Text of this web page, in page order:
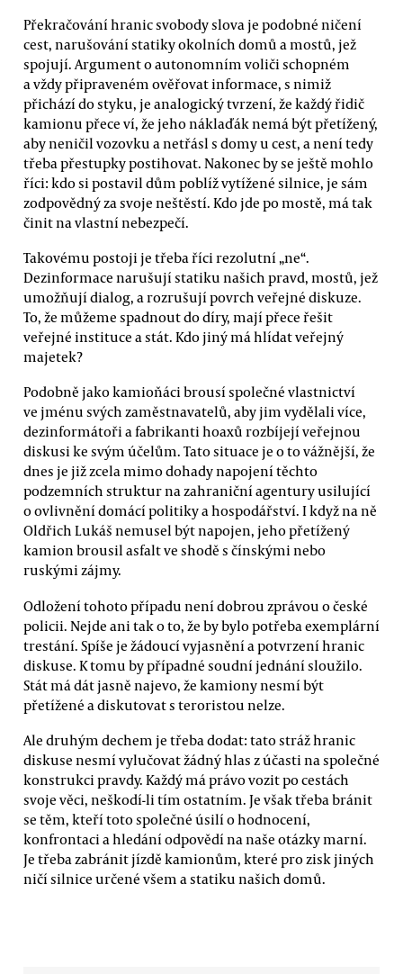
Překračování hranic svobody slova je podobné ničení
cest, narušování statiky okolních domů a mostů, jež
spojují. Argument o autonomním voliči schopném
a vždy připraveném ověřovat informace, s nimiž
přichází do styku, je analogický tvrzení, že každý řidič
kamionu přece ví, že jeho náklaďák nemá být přetížený,
aby neničil vozovku a netřásl s domy u cest, a není tedy
třeba přestupky postihovat. Nakonec by se ještě mohlo
říci: kdo si postavil dům poblíž vytížené silnice, je sám
zodpovědný za svoje neštěstí. Kdo jde po mostě, má tak
činit na vlastní nebezpečí.
Takovému postoji je třeba říci rezolutní „ne“.
Dezinformace narušují statiku našich pravd, mostů, jež
umožňují dialog, a rozrušují povrch veřejné diskuze.
To, že můžeme spadnout do díry, mají přece řešit
veřejné instituce a stát. Kdo jiný má hlídat veřejný
majetek?
Podobně jako kamioňáci brousí společné vlastnictví
ve jménu svých zaměstnavatelů, aby jim vydělali více,
dezinformátoři a fabrikanti hoaxů rozbíjejí veřejnou
diskusi ke svým účelům. Tato situace je o to vážnější, že
dnes je již zcela mimo dohady napojení těchto
podzemních struktur na zahraniční agentury usilující
o ovlivnění domácí politiky a hospodářství. I když na ně
Oldřich Lukáš nemusel být napojen, jeho přetížený
kamion brousil asfalt ve shodě s čínskými nebo
ruskými zájmy.
Odložení tohoto případu není dobrou zprávou o české
policii. Nejde ani tak o to, že by bylo potřeba exemplární
trestání. Spíše je žádoucí vyjasnění a potvrzení hranic
diskuse. K tomu by případné soudní jednání sloužilo.
Stát má dát jasně najevo, že kamiony nesmí být
přetížené a diskutovat s teroristou nelze.
Ale druhým dechem je třeba dodat: tato stráž hranic
diskuse nesmí vylučovat žádný hlas z účasti na společné
konstrukci pravdy. Každý má právo vozit po cestách
svoje věci, neškodí-li tím ostatním. Je však třeba bránit
se těm, kteří toto společné úsilí o hodnocení,
konfrontaci a hledání odpovědí na naše otázky marní.
Je třeba zabránit jízdě kamionům, které pro zisk jiných
ničí silnice určené všem a statiku našich domů.